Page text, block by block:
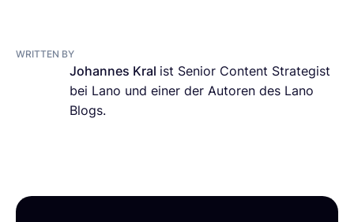
WRITTEN BY
Johannes Kral ist Senior Content Strategist
bei Lano und einer der Autoren des Lano
Blogs.